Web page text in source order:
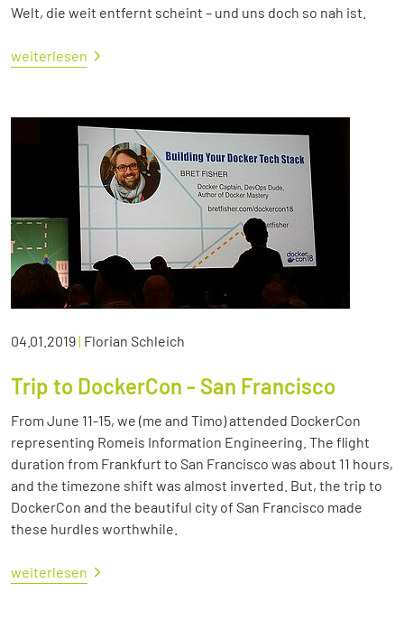
Welt, die weit entfernt scheint – und uns doch so nah ist.
weiterlesen
04.01.2019| Florian Schleich
Trip to DockerCon - San Francisco
From June 11-15, we (me and Timo) attended DockerCon
representing Romeis Information Engineering. The flight
duration from Frankfurt to San Francisco was about 11 hours,
and the timezone shift was almost inverted. But, the trip to
DockerCon and the beautiful city of San Francisco made
these hurdles worthwhile.
weiterlesen